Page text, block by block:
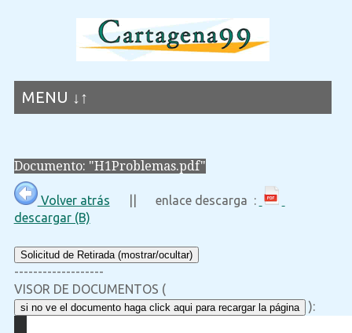
MENU ↓↑
Documento: "H1Problemas.pdf"
Volver atrás || enlace descarga :
descargar (B)
Solicitud de Retirada (mostrar/ocultar)
-------------------
VISOR DE DOCUMENTOS (
si no ve el documento haga click aqui para recargar la página ):